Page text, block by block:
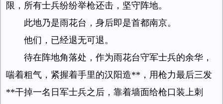
限，所有士兵纷纷举枪还击，坚守阵地。
此地乃是雨花台，身后即是首都南京。
他们，已经退无可退。
待在阵地角落处，作为雨花台守军士兵的余华，
喘着粗气，紧握着手里的汉阳造**，用枪力最后三发
**干掉一名日军士兵之后，靠着墙面给枪口装上刺